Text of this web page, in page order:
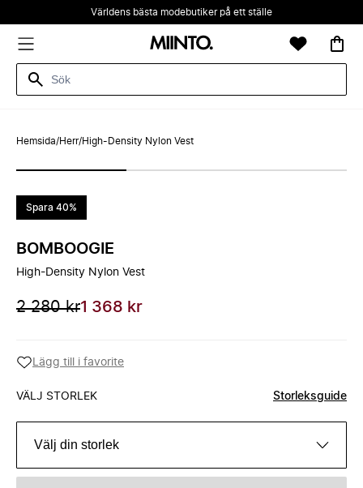
Världens bästa modebutiker på ett ställe
Hemsida/Herr/High-Density Nylon Vest
Spara 40%
BOMBOOGIE
High-Density Nylon Vest
2 280 kr1 368 kr
Lägg till i favorite
VÄLJ STORLEK Storleksguide
Välj din storlek